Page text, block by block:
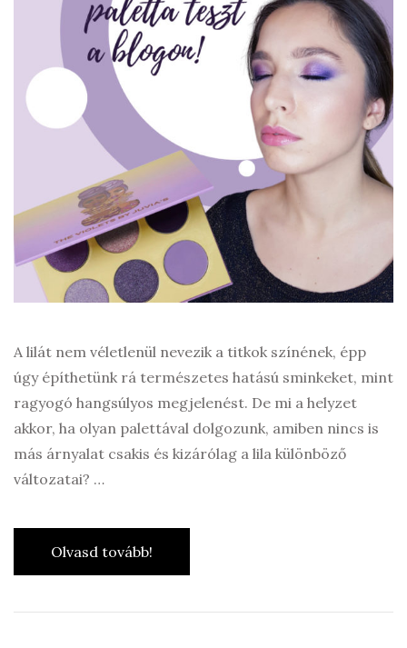
A lilát nem véletlenül nevezik a titkok színének, épp
úgy építhetünk rá természetes hatású sminkeket, mint
ragyogó hangsúlyos megjelenést. De mi a helyzet
akkor, ha olyan palettával dolgozunk, amiben nincs is
más árnyalat csakis és kizárólag a lila különböző
változatai? …
Olvasd tovább!